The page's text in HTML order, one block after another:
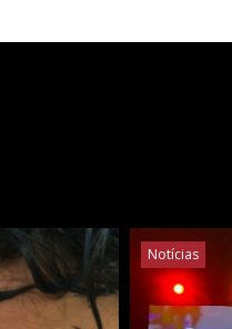
Notícias